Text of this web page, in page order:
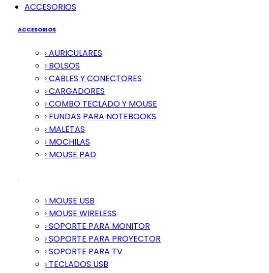
ACCESORIOS
ACCESORIOS
› AURICULARES
› BOLSOS
› CABLES Y CONECTORES
› CARGADORES
› COMBO TECLADO Y MOUSE
› FUNDAS PARA NOTEBOOKS
› MALETAS
› MOCHILAS
› MOUSE PAD
› MOUSE USB
› MOUSE WIRELESS
› SOPORTE PARA MONITOR
› SOPORTE PARA PROYECTOR
› SOPORTE PARA TV
› TECLADOS USB